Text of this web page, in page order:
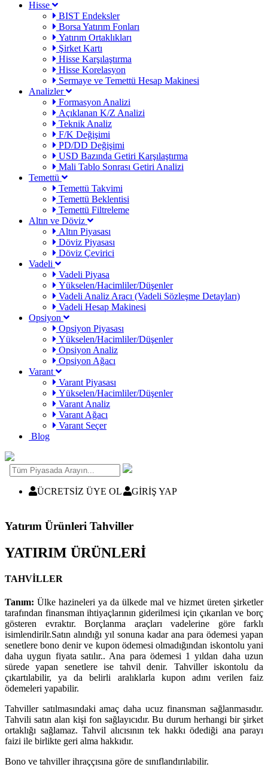
Hisse
BIST Endeksler
Borsa Yatırım Fonları
Yatırım Ortaklıkları
Şirket Kartı
Hisse Karşılaştırma
Hisse Korelasyon
Sermaye ve Temettü Hesap Makinesi
Analizler
Formasyon Analizi
Açıklanan K/Z Analizi
Teknik Analiz
F/K Değişimi
PD/DD Değişimi
USD Bazında Getiri Karşılaştırma
Mali Tablo Sonrası Getiri Analizi
Temettü
Temettü Takvimi
Temettü Beklentisi
Temettü Filtreleme
Altın ve Döviz
Altın Piyasası
Döviz Piyasası
Döviz Çevirici
Vadeli
Vadeli Piyasa
Yükselen/Hacimliler/Düşenler
Vadeli Analiz Aracı (Vadeli Sözleşme Detayları)
Vadeli Hesap Makinesi
Opsiyon
Opsiyon Piyasası
Yükselen/Hacimliler/Düşenler
Opsiyon Analiz
Opsiyon Ağacı
Varant
Varant Piyasası
Yükselen/Hacimliler/Düşenler
Varant Analiz
Varant Ağacı
Varant Seçer
Blog
ÜCRETSİZ ÜYE OL GİRİŞ YAP
Yatırım Ürünleri Tahviller
YATIRIM ÜRÜNLERİ
TAHVİLLER
Tanım: Ülke hazineleri ya da ülkede mal ve hizmet üreten şirketler
tarafından finansman ihtiyaçlarının giderilmesi için çıkarılan ve borç
gösteren evraktır. Borçlanma araçları vadelerine göre farklı
isimlendirilr.Satın alındığı yıl sonuna kadar ana para ödemesi yapan
senetlere bono denir ve kupon ödemesi olmadığından iskontolu yani
daha uygun fiyata satılır.. Ana para ödemesi 1 yıldan daha uzun
sürede yapan senetlere ise tahvil denir. Tahviller iskontolu da
çıkartılabilir, ya da belirli aralıklarla kupon adını verilen faiz
ödemeleri yapabilir.
Tahviller satılmasındaki amaç daha ucuz finansman sağlanmasıdır.
Tahvili satın alan kişi fon sağlayıcıdır. Bu durum herhangi bir şirket
ortaklığı sağlamaz. Tahvil alıcısının tek hakkı ödediği ana parayı
faizi ile birlikte geri alma hakkıdır.
Bono ve tahviller ihraççısına göre de sınıflandırılabilir.